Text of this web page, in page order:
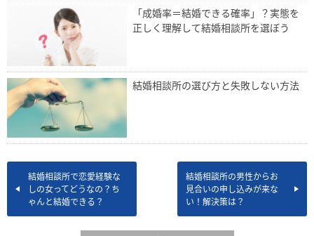
「成婚率＝結婚できる確率」？実態を
正しく理解して結婚相談所を選ぼう
結婚相談所の選び方と失敗しない方法
結婚相談所で恋愛経験な
しの女ってどうなの？ち
ゃんと結婚できる？
結婚相談所の男性からお
見合いの申し込みが来な
い！解決策は？